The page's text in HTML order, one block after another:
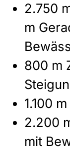
2.750
m
800 m
1.100
2.200
mit